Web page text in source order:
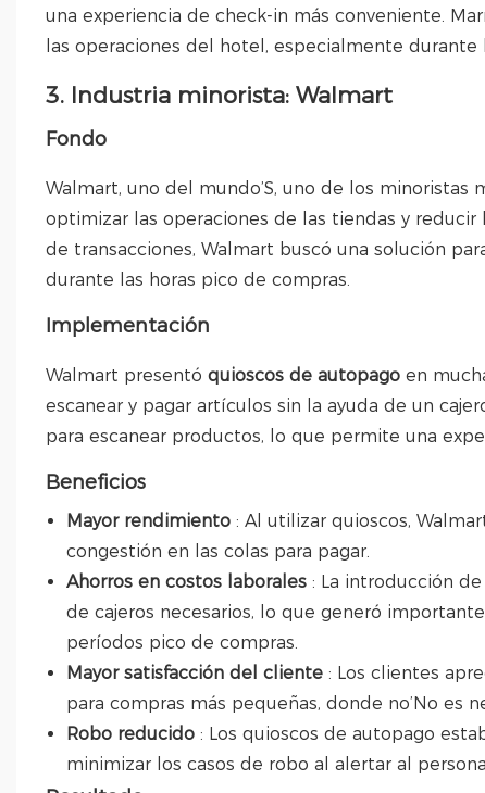
una experiencia de check-in más conveniente.
las operaciones del hotel, especialmente
3. Industria minorista: Walmart
Fondo
Walmart, uno del mundo’S, uno de los
optimizar las operaciones de las tiendas y
de transacciones, Walmart buscó una solución
durante las horas pico de compras.
Implementación
Walmart presentó quioscos de autopago en
escanear y pagar artículos sin la ayuda de un
para escanear productos, lo que permite una
Beneficios
Mayor rendimiento : Al utilizar quioscos,
congestión en las colas para pagar.
Ahorros en costos laborales : La introducción
de cajeros necesarios, lo que generó
períodos pico de compras.
Mayor satisfacción del cliente : Los clientes
para compras más pequeñas, donde no’No es
Robo reducido : Los quioscos de autopago
minimizar los casos de robo al alertar al